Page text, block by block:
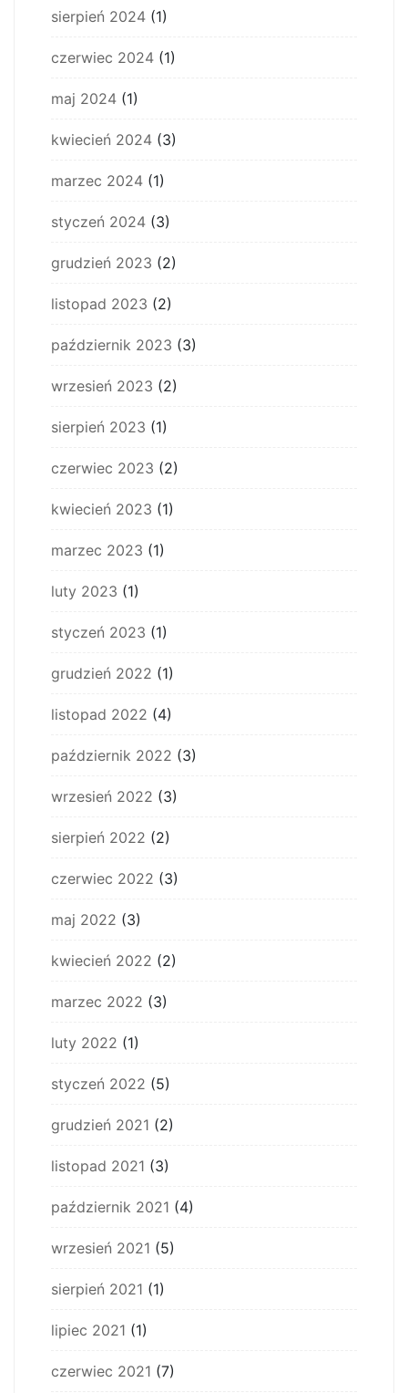
sierpień 2024 (1)
czerwiec 2024 (1)
maj 2024 (1)
kwiecień 2024 (3)
marzec 2024 (1)
styczeń 2024 (3)
grudzień 2023 (2)
listopad 2023 (2)
październik 2023 (3)
wrzesień 2023 (2)
sierpień 2023 (1)
czerwiec 2023 (2)
kwiecień 2023 (1)
marzec 2023 (1)
luty 2023 (1)
styczeń 2023 (1)
grudzień 2022 (1)
listopad 2022 (4)
październik 2022 (3)
wrzesień 2022 (3)
sierpień 2022 (2)
czerwiec 2022 (3)
maj 2022 (3)
kwiecień 2022 (2)
marzec 2022 (3)
luty 2022 (1)
styczeń 2022 (5)
grudzień 2021 (2)
listopad 2021 (3)
październik 2021 (4)
wrzesień 2021 (5)
sierpień 2021 (1)
lipiec 2021 (1)
czerwiec 2021 (7)